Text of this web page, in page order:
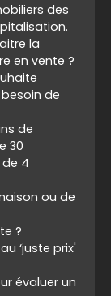
des
la
en vente ?
de
de
30
4
ou de
?
‘juste prix'
évaluer un